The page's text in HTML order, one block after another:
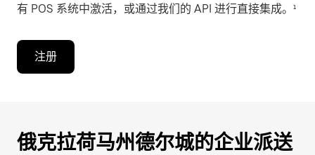
有 POS 系统中激活，或通过我们的 API 进行直接集成。¹
注册
俄克拉荷马州德尔城的企业派送